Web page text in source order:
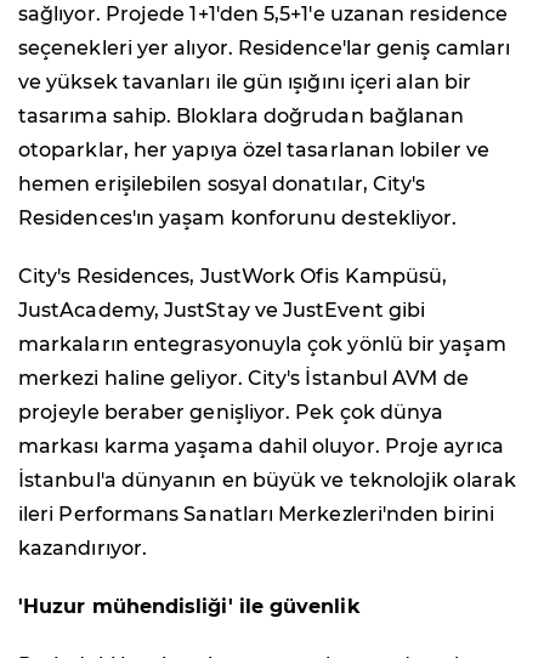
sağlıyor. Projede 1+1'den 5,5+1'e uzanan residence
seçenekleri yer alıyor. Residence'lar geniş camları
ve yüksek tavanları ile gün ışığını içeri alan bir
tasarıma sahip. Bloklara doğrudan bağlanan
otoparklar, her yapıya özel tasarlanan lobiler ve
hemen erişilebilen sosyal donatılar, City's
Residences'ın yaşam konforunu destekliyor.
City's Residences, JustWork Ofis Kampüsü,
JustAcademy, JustStay ve JustEvent gibi
markaların entegrasyonuyla çok yönlü bir yaşam
merkezi haline geliyor. City's İstanbul AVM de
projeyle beraber genişliyor. Pek çok dünya
markası karma yaşama dahil oluyor. Proje ayrıca
İstanbul'a dünyanın en büyük ve teknolojik olarak
ileri Performans Sanatları Merkezleri'nden birini
kazandırıyor.
'Huzur mühendisliği' ile güvenlik